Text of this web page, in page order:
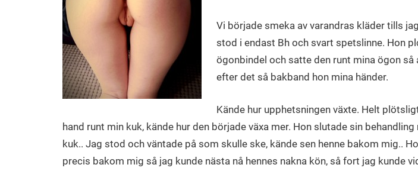
Vi började smeka av varandras kläder tills
stod i endast Bh och svart spetslinne. Hon
ögonbindel och satte den runt mina ögon så
efter det så bakband hon mina händer.
Kände hur upphetsningen växte. Helt
hand runt min kuk, kände hur den började växa mer. Hon slutade sin
kuk.. Jag stod och väntade på som skulle ske, kände sen henne bakom mig..
precis bakom mig så jag kunde nästa nå hennes nakna kön, så fort jag kunde